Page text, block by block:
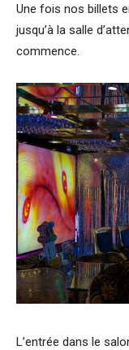
Une fois nos billets
jusqu’à la salle
commence.
L’entrée dans le